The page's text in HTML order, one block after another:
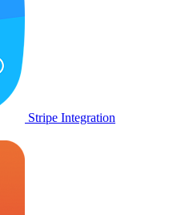
Stripe Integration